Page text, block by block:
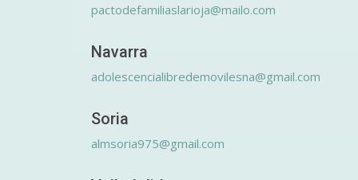
pactodefamiliaslarioja@mailo.com
Navarra
adolescencialibredemovilesna@gmail.com
Soria
almsoria975@gmail.com